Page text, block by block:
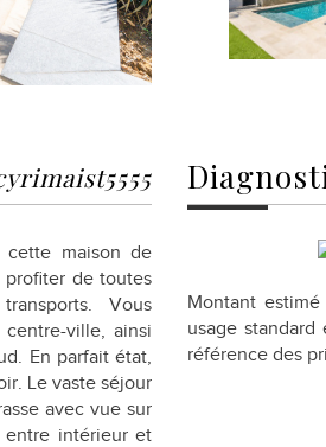
cette maison de
profiter de toutes
Vous
ville, ainsi
En parfait état,
Le vaste séjour
avec vue sur
entre intérieur et
Montant
usage
référence des